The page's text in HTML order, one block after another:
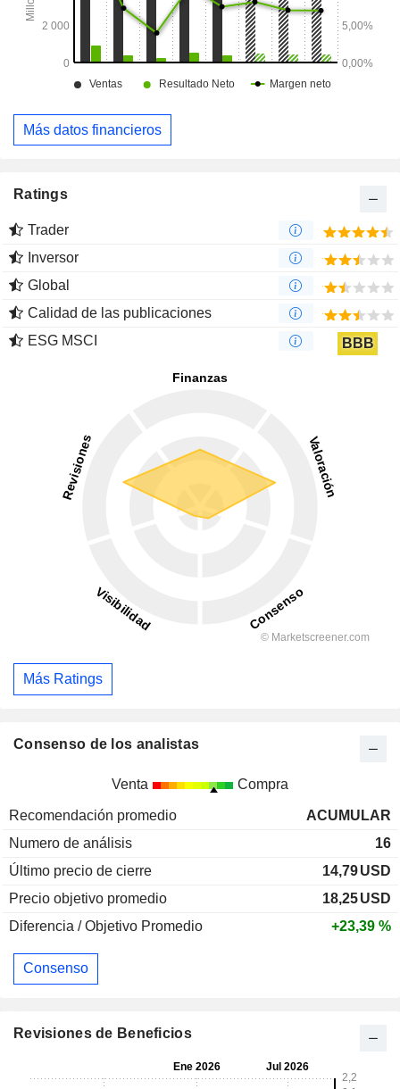
Más datos financieros
Ratings
Trader
Inversor
Global
Calidad de las publicaciones
ESG MSCI
BBB
Más Ratings
Consenso de los analistas
Venta Compra
Recomendación promedio
ACUMULAR
Numero de análisis
16
Último precio de cierre
14,79USD
Precio objetivo promedio
18,25USD
Diferencia / Objetivo Promedio
+23,39 %
Consenso
Revisiones de Beneficios